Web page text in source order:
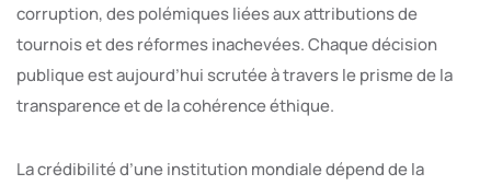
corruption, des polémiques liées aux attributions de
tournois et des réformes inachevées. Chaque décision
publique est aujourd’hui scrutée à travers le prisme de la
transparence et de la cohérence éthique.
La crédibilité d’une institution mondiale dépend de la